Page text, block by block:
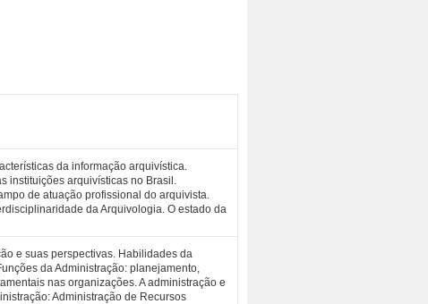
da informação arquivística.
instituições arquivísticas no Brasil.
de atuação profissional do arquivista.
da Arquivologia. O estado da
e suas perspectivas. Habilidades da
da Administração: planejamento,
nas organizações. A administração e
Administração de Recursos